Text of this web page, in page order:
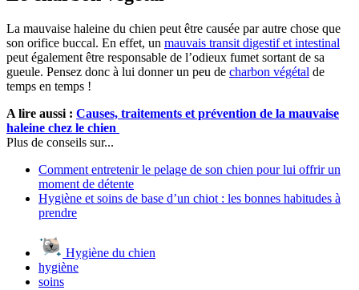
La mauvaise haleine du chien peut être causée par autre chose que
son orifice buccal. En effet, un mauvais transit digestif et intestinal
peut également être responsable de l’odieux fumet sortant de sa
gueule. Pensez donc à lui donner un peu de charbon végétal de
temps en temps !
A lire aussi : Causes, traitements et prévention de la mauvaise
haleine chez le chien
Plus de conseils sur...
Comment entretenir le pelage de son chien pour lui offrir un
moment de détente
Hygiène et soins de base d’un chiot : les bonnes habitudes à
prendre
Hygiène du chien
hygiène
soins